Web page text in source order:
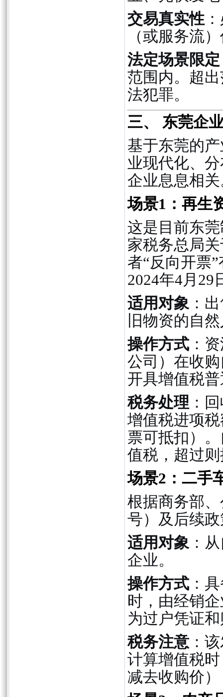
交易真实性
（或服务流
法定场景限定
范围内。超
法犯罪。
三、 东莞企
基于东莞的
业现代化、
企业息息相
场景1：再生
这是目前东
家税务总局
者“反向开票
2024年4月29
适用对象：
旧物资的自
操作方式：
公司）在收
开具增值税
税务处理 ：
增值税进项
票可抵扣）
值税，超过
场景2：二手
根据商务部
号）及后续
适用对象：
企业。
操作方式：
时，由经销
为过户凭证
税务注意：
计算增值税
减去收购价